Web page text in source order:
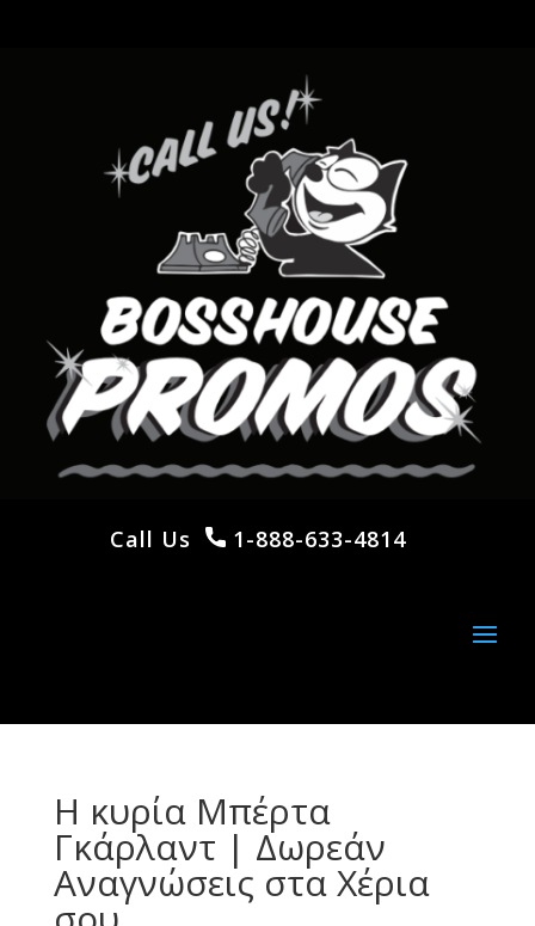
Call Us 1-888-633-4814
Η κυρία Μπέρτα
Γκάρλαντ | Δωρεάν
Αναγνώσεις στα Χέρια